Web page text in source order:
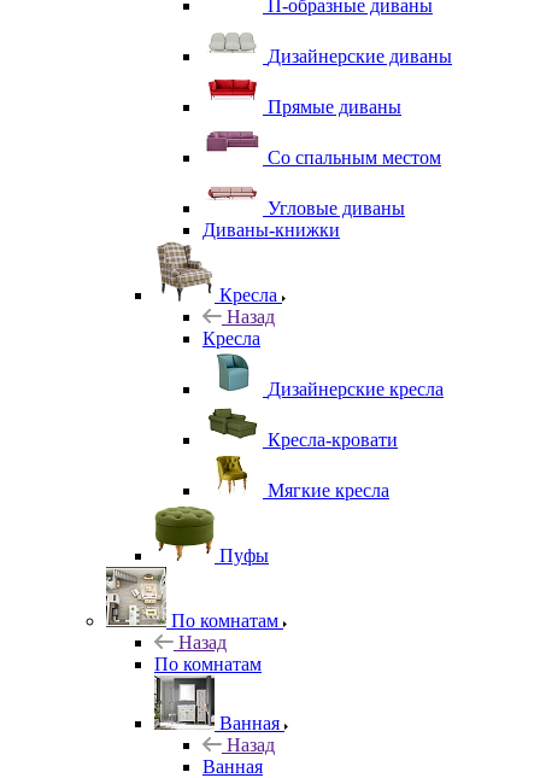
П-образные диваны
Дизайнерские диваны
Прямые диваны
Со спальным местом
Угловые диваны
Диваны-книжки
Кресла
Назад
Кресла
Дизайнерские кресла
Кресла-кровати
Мягкие кресла
Пуфы
По комнатам
Назад
По комнатам
Ванная
Назад
Ванная